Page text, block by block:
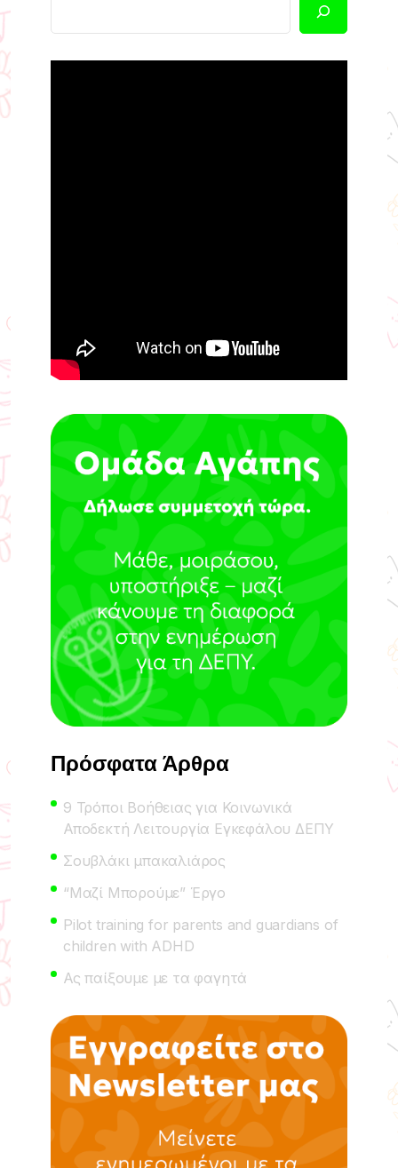
Πρόσφατα Άρθρα
9 Τρόποι Βοήθειας για Κοινωνικά
Αποδεκτή Λειτουργία Εγκεφάλου ΔΕΠΥ
Σουβλάκι μπακαλιάρος
“Μαζί Μπορούμε” Έργο
Pilot training for parents and guardians of
children with ADHD
Ας παίξουμε με τα φαγητά